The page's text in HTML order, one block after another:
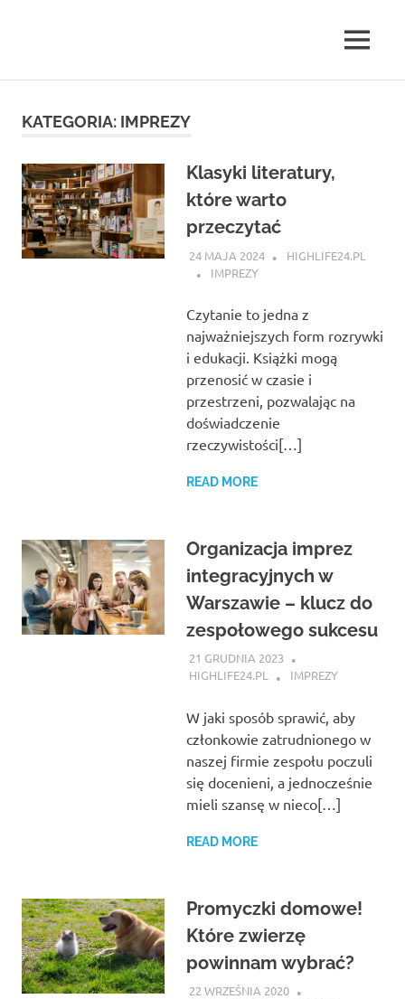
MENU
KATEGORIA: IMPREZY
Klasyki literatury,
które warto
przeczytać
24 MAJA 2024
HIGHLIFE24.PL
IMPREZY
Czytanie to jedna z
najważniejszych form rozrywki
i edukacji. Książki mogą
przenosić w czasie i
przestrzeni, pozwalając na
doświadczenie
rzeczywistości[…]
READ MORE
Organizacja imprez
integracyjnych w
Warszawie – klucz do
zespołowego sukcesu
21 GRUDNIA 2023
HIGHLIFE24.PL
IMPREZY
W jaki sposób sprawić, aby
członkowie zatrudnionego w
naszej firmie zespołu poczuli
się docenieni, a jednocześnie
mieli szansę w nieco[…]
READ MORE
Promyczki domowe!
Które zwierzę
powinnam wybrać?
22 WRZEŚNIA 2020